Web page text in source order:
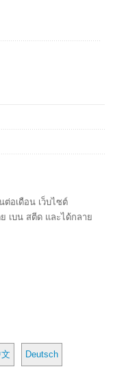
อเดือน เว็บไซต์
เบน สตีด และได้กลาย
Deutsch